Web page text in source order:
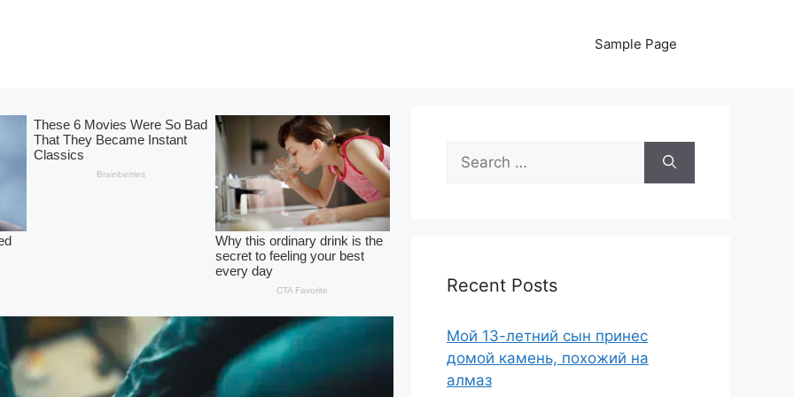
Sample Page
Search
for:
Recent Posts
Мой 13-летний сын принес
домой камень, похожий на
алмаз